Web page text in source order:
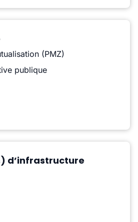
(PMZ)
publique
d’infrastructure